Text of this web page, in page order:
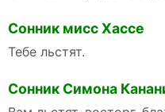
Сонник мисс Хассе
Тебе льстят.
Сонник Симона